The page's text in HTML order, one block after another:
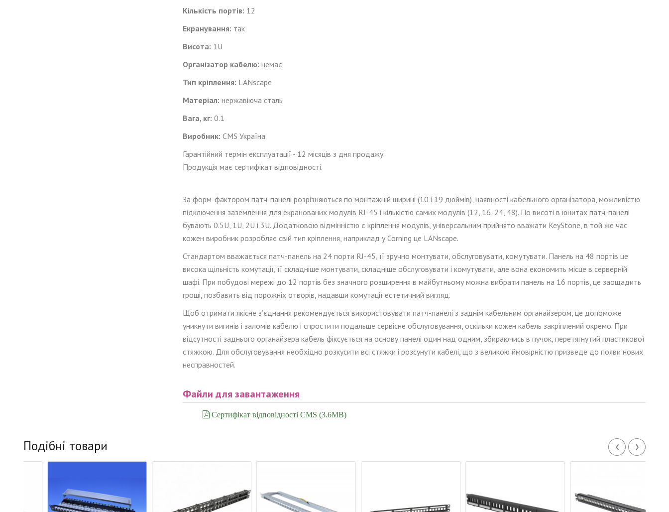
Кількість портів: 12
Екранування: так
Висота: 1U
Організатор кабелю: немає
Тип кріплення: LANscape
Матеріал: нержавіюча сталь
Вага, кг: 0.1
Виробник: CMS Україна
Гарантійний термін експлуатації - 12 місяців з дня продажу.
Продукція має сертифікат відповідності.
За форм-фактором патч-панелі розрізняються по монтажній ширині (10 і 19 дюймів), наявності кабельного організатора, можливістю
підключення заземлення для екранованих модулів RJ-45 і кількістю самих модулів (12, 16, 24, 48). По висоті в юнитах патч-панелі
бувають 0.5U, 1U, 2U і 3U. Додатковою відмінністю є кріплення модулів, універсальним прийнято вважати KeyStone, в той же час
кожен виробник розробляє свій тип кріплення, наприклад у Corning це LANscape.
Стандартом вважається патч-панель на 24 порти RJ-45, її зручно монтувати, обслуговувати, комутувати. Панель на 48 портів це
висока щільність комутації, її складніше монтувати, складніше обслуговувати і комутувати, але вона економить місце в серверній
шафі. При побудові мережі до 12 портів без значного розширення в майбутньому можна вибрати панель на 16 портів, це заощадить
гроші, позбавить від порожніх отворів, надавши комутації естетичний вигляд.
Щоб отримати якісне з’єднання рекомендується використовувати патч-панелі з заднім кабельним органайзером, це допоможе
уникнути вигинів і заломів кабелю і спростити подальше сервісне обслуговування, оскільки кожен кабель закріплений окремо. При
відсутності заднього органайзера кабель фіксується на основу панелі один над одним, збираючись в пучок, перетягнутий пластикової
стяжкою. Для обслуговування необхідно розкусити всі стяжки і розсунути кабелі , що з великою ймовірністю призведе до появи нових
несправностей.
Файли для завантаження
Сертифікат відповідності CMS (3.6MB)
Подібні товари ‹ ›